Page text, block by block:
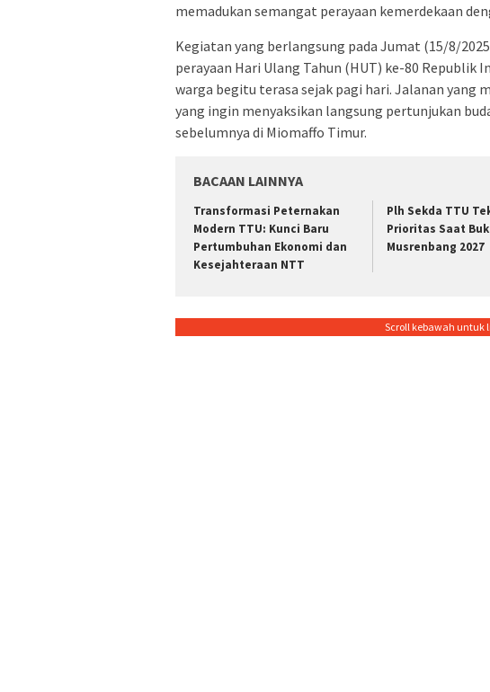
memadukan semangat perayaan kemerdekaan
Kegiatan yang berlangsung pada Jumat (15/8/
perayaan Hari Ulang Tahun (HUT) ke-80 Republik
warga begitu terasa sejak pagi hari. Jalanan yang
yang ingin menyaksikan langsung pertunjukan
sebelumnya di Miomaffo Timur.
BACAAN LAINNYA
Transformasi Peternakan
Modern TTU: Kunci Baru
Pertumbuhan Ekonomi dan
Kesejahteraan NTT
Plh Sekda TTU
Prioritas Saat
Musrenbang 2027
Scroll kebawah untuk